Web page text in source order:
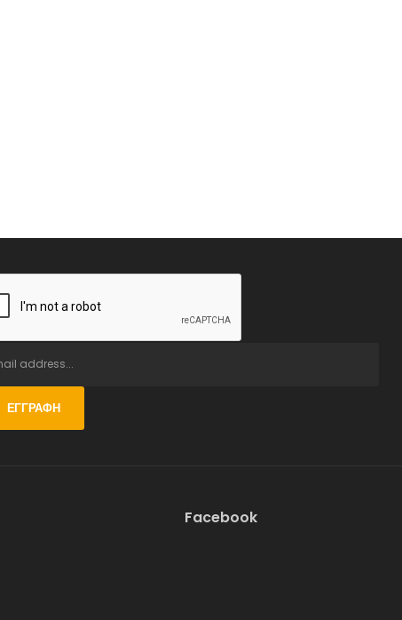
ΕΓΓΡΑΦΉ
Facebook